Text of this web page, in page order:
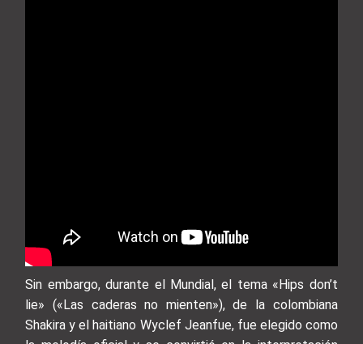
Sin embargo, durante el Mundial, el tema «Hips don’t
lie» («Las caderas no mienten»), de la colombiana
Shakira y el haitiano Wyclef Jeanfue, fue elegido como